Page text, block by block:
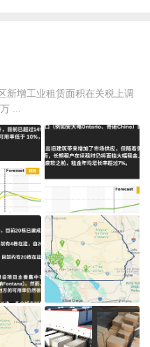
新增工业租赁面积在关税上调
...